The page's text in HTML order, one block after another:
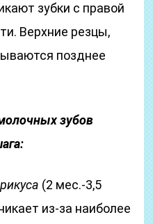
зубки с правой
Верхние резцы,
позднее
зубов
(2 мес.-3,5
из-за наиболее